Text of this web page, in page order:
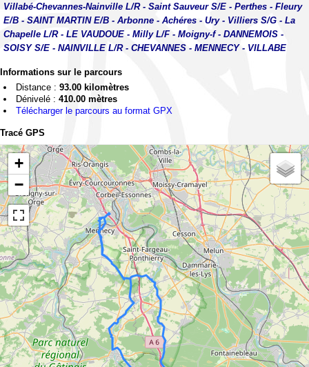
Villabé-Chevannes-Nainville L/R - Saint Sauveur S/E - Perthes - Fleury
E/B - SAINT MARTIN E/B - Arbonne - Achéres - Ury - Villiers S/G - La
Chapelle L/R - LE VAUDOUE - Milly L/F - Moigny-f - DANNEMOIS -
SOISY S/E - NAINVILLE L/R - CHEVANNES - MENNECY - VILLABE
Informations sur le parcours
Distance : 93.00 kilomètres
Dénivelé : 410.00 mètres
Télécharger le parcours au format GPX
Tracé GPS
+
−